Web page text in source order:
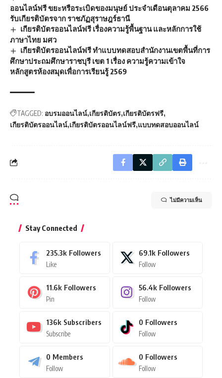
ออนไลน์ฟรี ขยะหรือระเบิดของมนุษย์ ประจำเดือนตุลาคม 2566
รับเกียรติบัตรจาก ราชภัฏสุราษฎร์ธานี
เกียรติบัตรออนไลน์ฟรี เรื่องความรู้พื้นฐาน และหลักการใช้
ภาษาไทย มศว
เกียรติบัตรออนไลน์ฟรี ทำแบบทดสอบสำนักงานเขตพื้นที่การ
ศึกษาประถมศึกษาราชบุรี เขต 1 เรื่อง ความรู้ความเข้าใจ
หลักสูตรห้องสมุดเพื่อการเรียนรู้ 2569
TAGGED: อบรมออนไลน์ เกียรติบัตร เกียรติบัตรฟรี
เกียรติบัตรออนไลน์ เกียรติบัตรออนไลน์ฟรี แบบทดสอบออนไลน์
ไม่มีความเห็น
Stay Connected
235.3k Followers
Like
69.1k Followers
Follow
11.6k Followers
Pin
56.4k Followers
Follow
136k Subscribers
Subscribe
0 Followers
Follow
0 Members
Follow
0 Followers
Follow